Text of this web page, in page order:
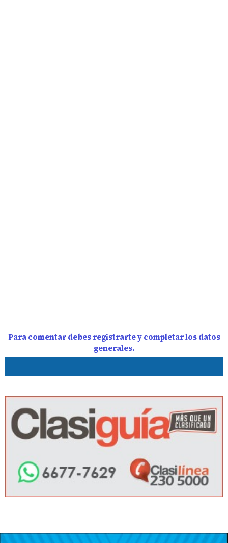
Para comentar debes registrarte y completar los datos
generales.